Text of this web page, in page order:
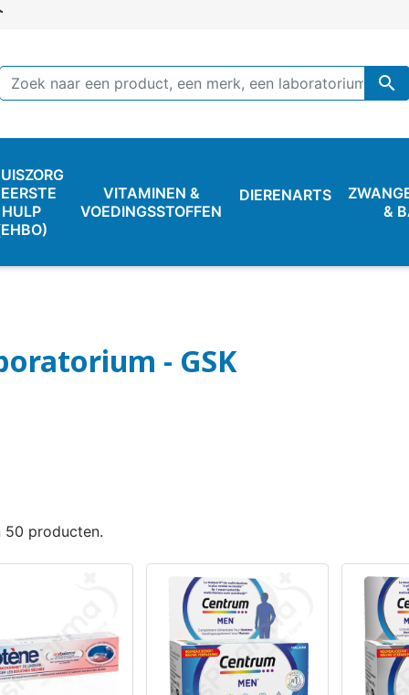

HULP
VITAMINEN &
VOEDINGSSTOFFEN
DIERENARTS
&
- GSK
50 producten.